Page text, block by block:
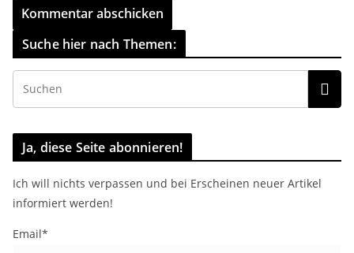
Suche hier nach Themen:
Ja, diese Seite abonnieren!
Ich will nichts verpassen und bei Erscheinen neuer Artikel
informiert werden!
Email*